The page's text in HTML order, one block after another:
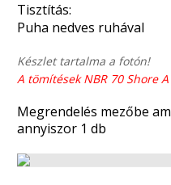
Tisztítás:
Puha nedves ruhával
Készlet tartalma a fotón!
A tömítések NBR 70 Shore A
Megrendelés mezőbe
annyiszor 1 db